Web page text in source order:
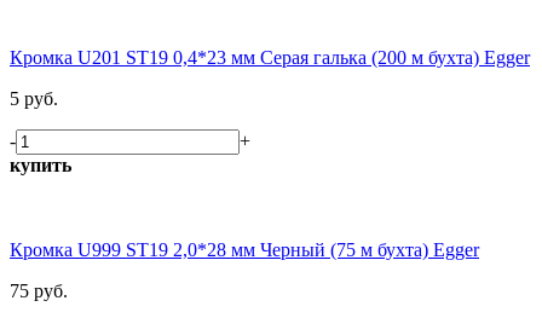
Кромка U201 ST19 0,4*23 мм Серая галька (200 м бухта) Egger
5 руб.
-
+
купить
Кромка U999 ST19 2,0*28 мм Черный (75 м бухта) Egger
75 руб.